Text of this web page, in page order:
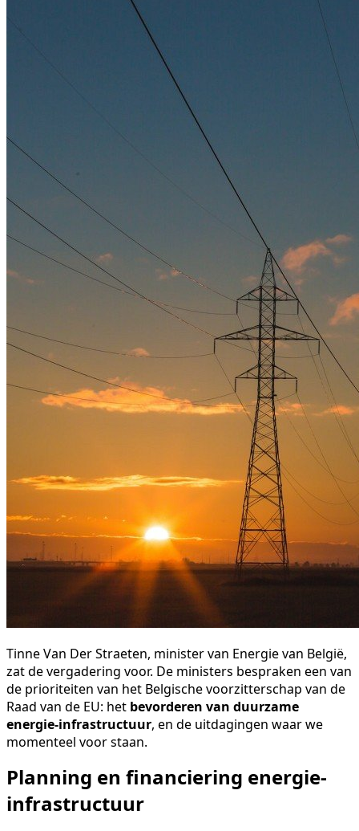
Tinne Van Der Straeten, minister van Energie van België,
zat de vergadering voor. De ministers bespraken een van
de prioriteiten van het Belgische voorzitterschap van de
Raad van de EU: het bevorderen van duurzame
energie-infrastructuur, en de uitdagingen waar we
momenteel voor staan.
Planning en financiering energie-
infrastructuur